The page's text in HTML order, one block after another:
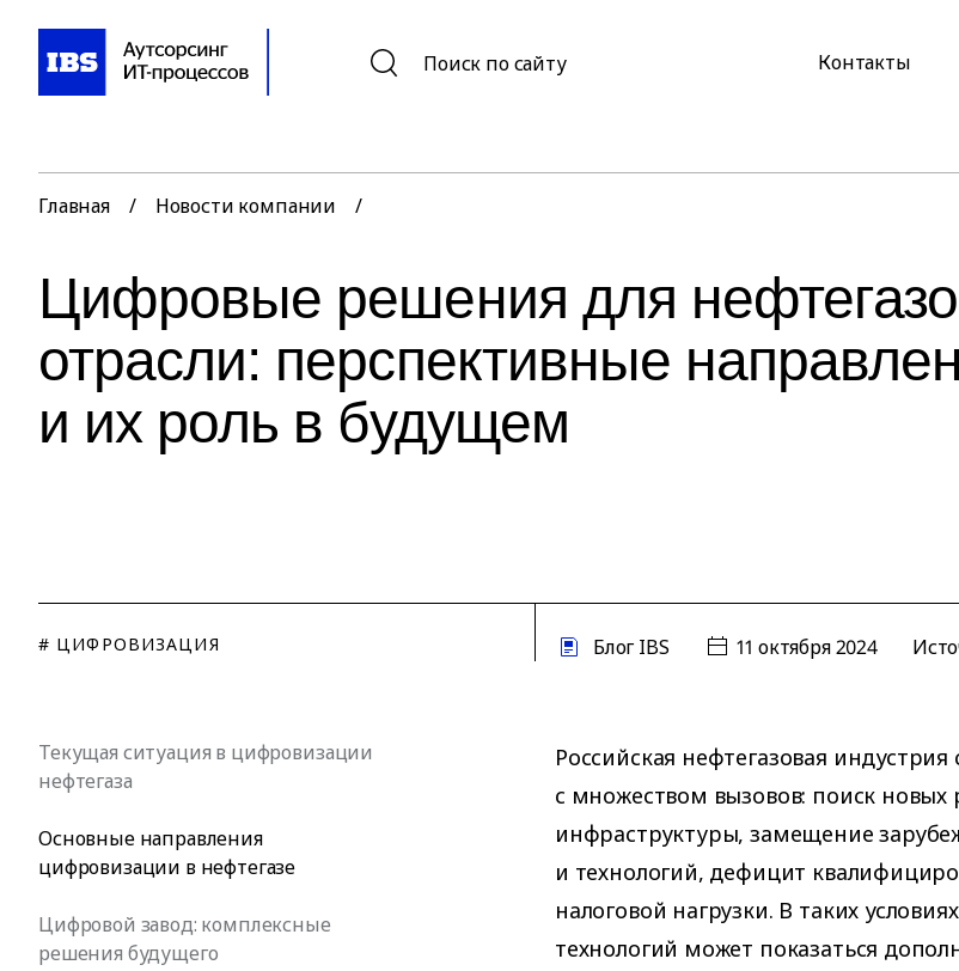
Поиск по сайту Контакты
Главная / Новости компании /
Цифровые решения для
отрасли: перспективные
и их роль в будущем
# ЦИФРОВИЗАЦИЯ Блог IBS 11 октября 2024
Текущая ситуация в цифровизации
нефтегаза
Основные направления
цифровизации в нефтегазе
Цифровой завод: комплексные
решения будущего
Российская нефтегазовая индустрия
с множеством вызовов: поиск
инфраструктуры, замещение
и технологий, дефицит
налоговой нагрузки. В таких
технологий может показаться